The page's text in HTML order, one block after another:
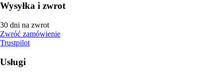
Wysyłka i zwrot
30 dni na zwrot
Zwróć zamówienie
Trustpilot
Usługi